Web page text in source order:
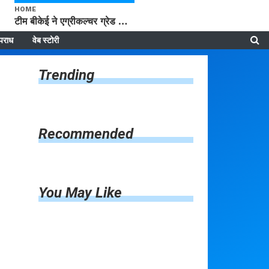
HOME
टीम बीकेई ने एग्रीकल्चर ग्रेड की यूरिया खाद गट्टों में बदलकर टेक्निकल ग्रेड में बेचने वालों पर करवाई कार्रवाई: लखविंदर सिंह औलख
वेब स्टोरी
Trending
Recommended
You May Like